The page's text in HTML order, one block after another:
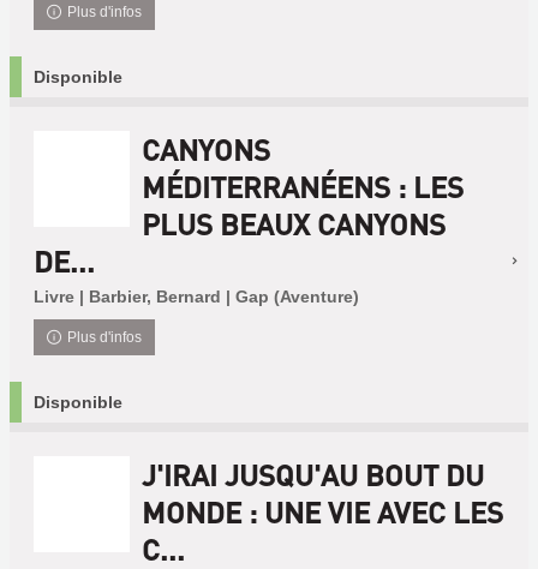
Plus d'infos
Disponible
CANYONS
MÉDITERRANÉENS : LES
PLUS BEAUX CANYONS
DE...
Livre | Barbier, Bernard | Gap (Aventure)
Plus d'infos
Disponible
J'IRAI JUSQU'AU BOUT DU
MONDE : UNE VIE AVEC LES
C...